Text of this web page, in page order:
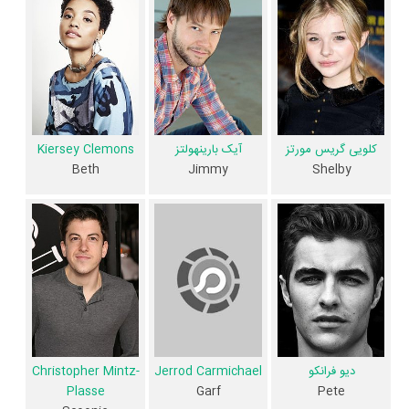
مختلفی شباهت دارد. با توجه به شاخص‌های متعدد و گوناگونی می‌توان گفت
آثار مرتبط فیلم همسایه های بد 2 عبارت است از: .
فیلم همسایه های بد 2 و کارنامه فعالیت کارگردان و بازیگران
از نظر تاریخچه فعالیت کارگردان و بازیگران فیلم همسایه های بد 2 نیز آمارها و
همسایه های بد 2 یکی از 4 اثر شاخص
Kiersey Clemons،
دیو
فرانکو،Christopher Mintz-Plasse، هانیبال بورسدر حرفه
بازیگری محسوب می‌شود.
همچنین براساس امتیاز مردم فیلم همسایه های بد 2 بدترین اثر
Jerrod
Carmichaelدر حرفه بازیگری محسوب می‌شود.
همچنینNicholas Stoller
کارگردان همسایه های بد 2 اولین همکاری خود با
بازیگرانی چونکلویی گریس مورتز، Kiersey Clemons،Beanie
کلویی گریس مورتز
Shelby
آیک بارینهولتز
Jimmy
Kiersey Clemons
Beth
دیو فرانکو
Pete
Jerrod Carmichael
Garf
Christopher Mintz-
Plasse